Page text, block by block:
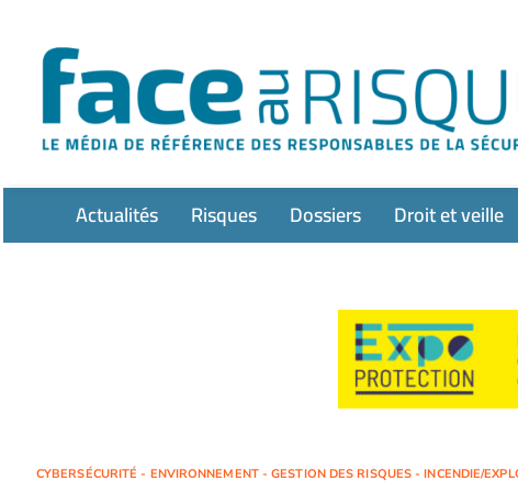
contenu
Actualités Risques Dossiers Droit et veille
CYBERSÉCURITÉ - ENVIRONNEMENT - GESTION DES RISQUES - INCENDIE/